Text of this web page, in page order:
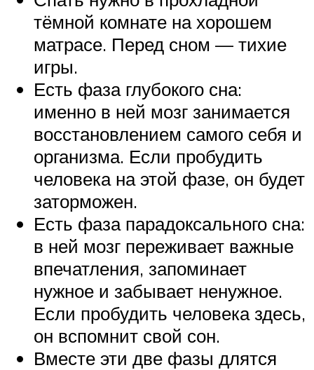
тёмной комнате на хорошем
матрасе. Перед сном — тихие
игры.
Есть фаза глубокого сна:
именно в ней мозг занимается
восстановлением самого себя и
организма. Если пробудить
человека на этой фазе, он будет
заторможен.
Есть фаза парадоксального сна:
в ней мозг переживает важные
впечатления, запоминает
нужное и забывает ненужное.
Если пробудить человека здесь,
он вспомнит свой сон.
Вместе эти две фазы длятся